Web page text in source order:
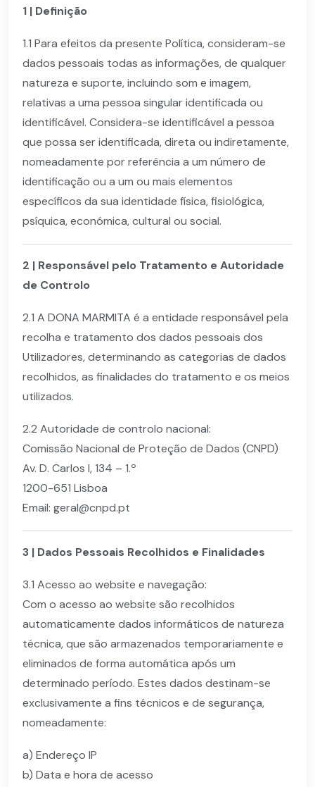
1 | Definição
1.1 Para efeitos da presente Política, consideram-se
dados pessoais todas as informações, de qualquer
natureza e suporte, incluindo som e imagem,
relativas a uma pessoa singular identificada ou
identificável. Considera-se identificável a pessoa
que possa ser identificada, direta ou indiretamente,
nomeadamente por referência a um número de
identificação ou a um ou mais elementos
específicos da sua identidade física, fisiológica,
psíquica, económica, cultural ou social.
2 | Responsável pelo Tratamento e Autoridade
de Controlo
2.1 A DONA MARMITA é a entidade responsável pela
recolha e tratamento dos dados pessoais dos
Utilizadores, determinando as categorias de dados
recolhidos, as finalidades do tratamento e os meios
utilizados.
2.2 Autoridade de controlo nacional:
Comissão Nacional de Proteção de Dados (CNPD)
Av. D. Carlos I, 134 – 1.º
1200-651 Lisboa
Email: geral@cnpd.pt
3 | Dados Pessoais Recolhidos e Finalidades
3.1 Acesso ao website e navegação:
Com o acesso ao website são recolhidos
automaticamente dados informáticos de natureza
técnica, que são armazenados temporariamente e
eliminados de forma automática após um
determinado período. Estes dados destinam-se
exclusivamente a fins técnicos e de segurança,
nomeadamente:
a) Endereço IP
b) Data e hora de acesso